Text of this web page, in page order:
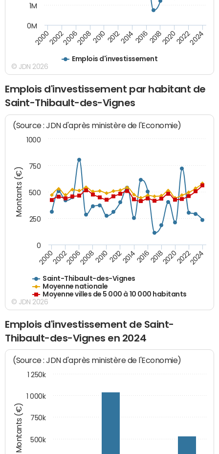
Emplois d'investissement
20002002200620082010 2012201420162018202020222024
0M
1M
© JDN 2026
Emplois d'investissement par habitant de
Saint-Thibault-des-Vignes
Montants (€)
(Source : JDN d'après ministère de l'Economie)
Saint-Thibault-des-Vignes
Moyenne nationale
Moyenne villes de 5 000 à 10 000 habitants
200020022006200820102012201420162018202020222024
0
250
500
750
1000
© JDN 2026
Emplois d'investissement de Saint-
Thibault-des-Vignes en 2024
Montants (€)
(Source : JDN d'après ministère de l'Economie)
500k
750k
1 000k
1 250k